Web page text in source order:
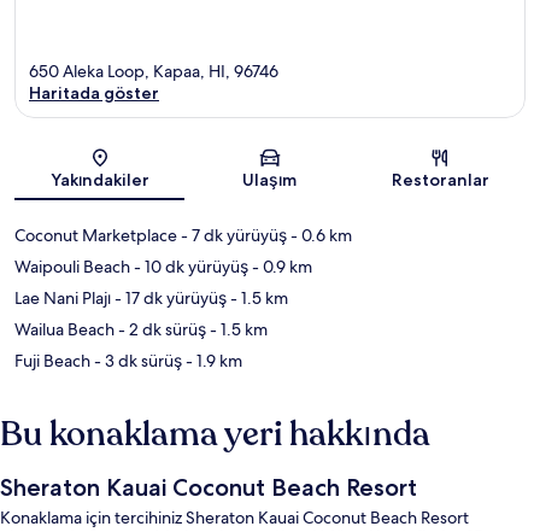
Harita
650 Aleka Loop, Kapaa, HI, 96746
Haritada göster
Yakındakiler Ulaşım Restoranlar
Coconut Marketplace- 7 dk yürüyüş- 0.6 km
Waipouli Beach- 10 dk yürüyüş- 0.9 km
Lae Nani Plajı- 17 dk yürüyüş- 1.5 km
Wailua Beach- 2 dk sürüş- 1.5 km
Fuji Beach- 3 dk sürüş- 1.9 km
Bu konaklama yeri hakkında
Sheraton Kauai Coconut Beach Resort
Konaklama için tercihiniz Sheraton Kauai Coconut Beach Resort